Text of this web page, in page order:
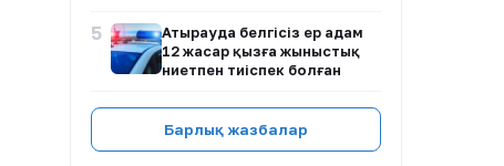
5
Атырауда белгісіз ер адам
12 жасар қызға жыныстық
ниетпен тиіспек болған
6
Иран парламенті Ормуз
бұғазы арқылы АҚШ пен
Израиль кемелерінің өтуіне
Барлық жазбалар